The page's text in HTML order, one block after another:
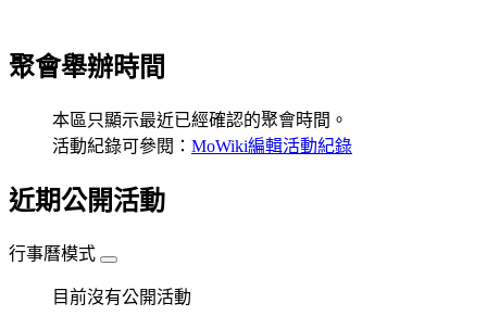
聚會舉辦時間
本區只顯示最近已經確認的聚會時間。
活動紀錄可參閱： MoWiki編輯活動紀錄
近期公開活動
行事曆模式
目前沒有公開活動